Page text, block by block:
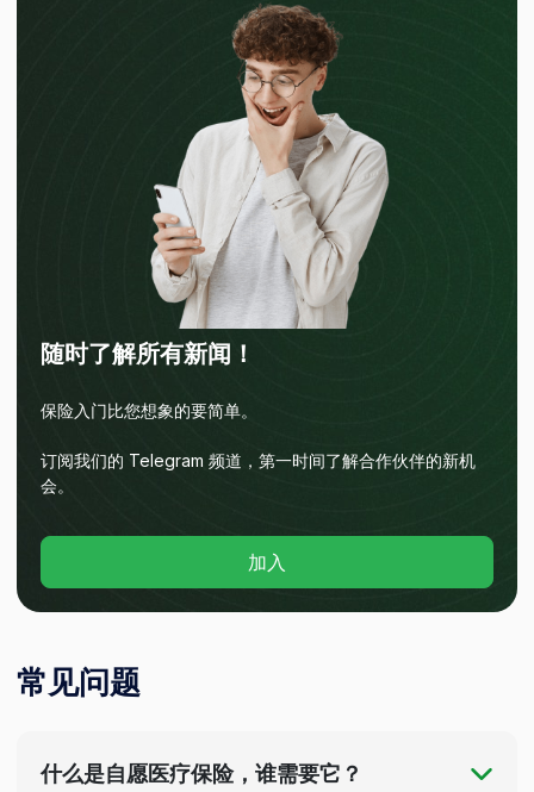
随时了解所有新闻！
保险入门比您想象的要简单。
订阅我们的 Telegram 频道，第一时间了解合作伙伴的新机
会。
加入
常见问题
什么是自愿医疗保险，谁需要它？